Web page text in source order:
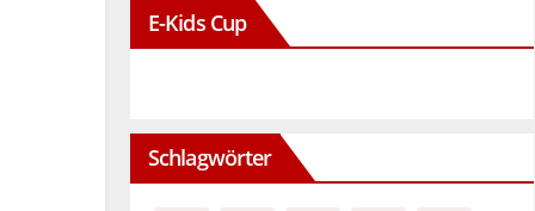
E-Kids Cup
Schlagwörter